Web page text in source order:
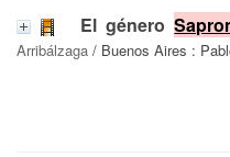
El género
Arribálzaga / Buenos Aires :